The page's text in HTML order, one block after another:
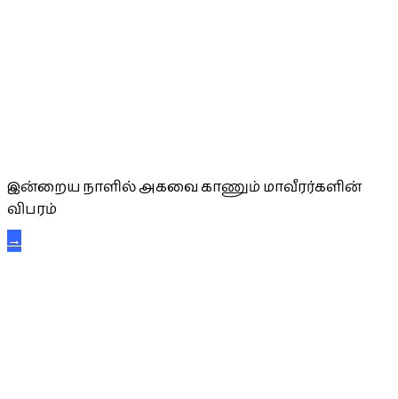
இன்றைய நாளில் அகவை காணும் மாவீரர்களின்
விபரம்
→